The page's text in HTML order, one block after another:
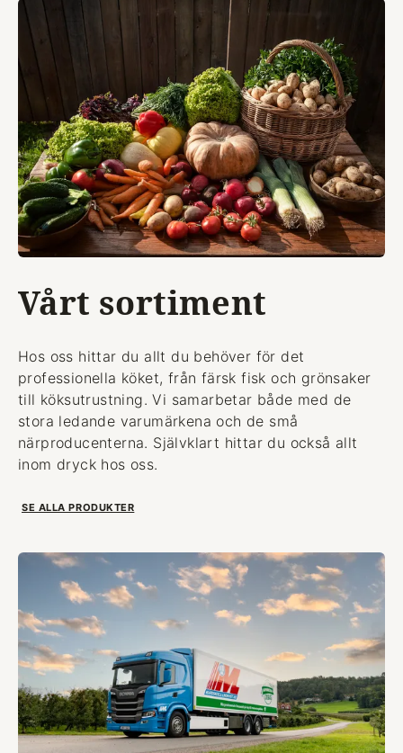
Vårt sortiment
Hos oss hittar du allt du behöver för det
professionella köket, från färsk fisk och grönsaker
till köksutrustning. Vi samarbetar både med de
stora ledande varumärkena och de små
närproducenterna. Självklart hittar du också allt
inom dryck hos oss.
SE ALLA PRODUKTER